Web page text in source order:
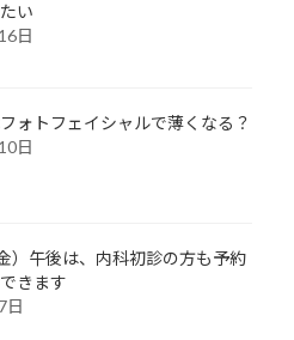
い
日
ォトフェイシャルで薄くなる？
日
）午後は、内科初診の方も予約
きます
日